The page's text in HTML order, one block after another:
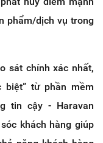
phẩm/dịch vụ trong
sát chính xác nhất,
biệt” từ phần mềm
tin cậy - Haravan
khách hàng giúp